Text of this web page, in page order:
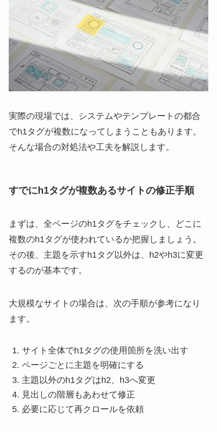
実際の現場では、システムやテンプレートの都合
でh1タグが複数になってしまうこともあります。
そんな場合の対処法や工夫を解説します。
すでにh1タグが複数あるサイトの修正手順
まずは、全ページのh1タグをチェックし、どこに
複数のh1タグが使われているか把握しましょう。
その後、主題を示すh1タグ以外は、h2やh3に変更
するのが基本です。
大規模なサイトの場合は、次の手順が参考になり
ます。
サイト全体でh1タグの使用箇所を洗い出す
ページごとに主題を明確にする
主題以外のh1タグはh2、h3へ変更
見出しの階層もあわせて修正
必要に応じて再クロールを依頼